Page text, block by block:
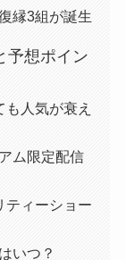
縁3組が誕生
予想ポイン
人気が衰え
ム限定配信
ティーショー
いつ？